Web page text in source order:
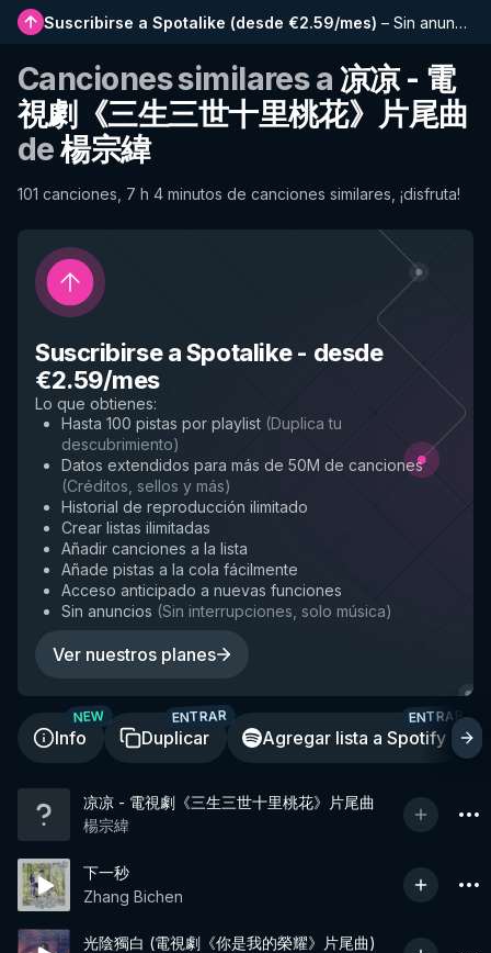
Suscribirse a Spotalike (desde €2.59/mes) – Sin anuncios, listas más largas, historial completo y acceso anticipado a nuevas funciones
Canciones similares a 凉凉 - 電
視劇《三生三世十里桃花》片尾曲
de楊宗緯
101 canciones, 7 h 4 minutos de canciones similares, ¡disfruta!
Suscribirse a Spotalike- desde
€2.59/mes
Lo que obtienes:
Hasta 100 pistas por playlist (Duplica tu
descubrimiento)
Datos extendidos para más de 50M de canciones
(Créditos, sellos y más)
Historial de reproducción ilimitado
Crear listas ilimitadas
Añadir canciones a la lista
Añade pistas a la cola fácilmente
Acceso anticipado a nuevas funciones
Sin anuncios (Sin interrupciones, solo música)
Ver nuestros planes
Info
NEW
Duplicar
ENTRAR
Agregar lista a Spotify
ENTRAR
凉凉 - 電視劇《三生三世十里桃花》片尾曲
楊宗緯
下一秒
Zhang Bichen
光陰獨白 (電視劇《你是我的榮耀》片尾曲)